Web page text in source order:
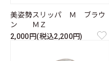
美姿勢スリッパ Ｍ ブラウ
ン ＭＺ
2,000円(税込2,200円)